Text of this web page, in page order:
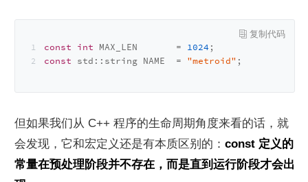
const int MAX_LEN       = 1024 ;
const std::string NAME  = "metroid" ;
但如果我们从 C++ 程序的生命周期角度来看的话，就
会发现，它和宏定义还是有本质区别的： const 定义的
常量在预处理阶段并不存在，而是直到运行阶段才会出